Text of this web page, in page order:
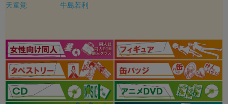
天童覚 牛島若利